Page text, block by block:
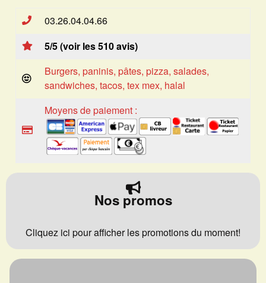
03.26.04.04.66
5/5 (voir les 510 avis)
Burgers, paninis, pâtes, pizza, salades,
sandwiches, tacos, tex mex, halal
Moyens de paiement :
Nos promos
Cliquez ici pour afficher les promotions du moment!